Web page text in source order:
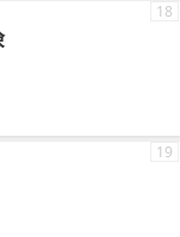
18
19